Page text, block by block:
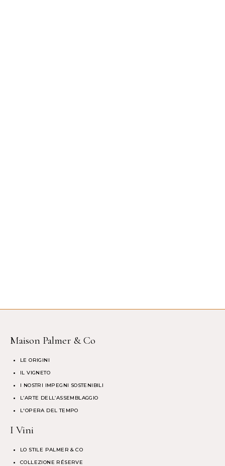
Maison Palmer & Co
LE ORIGINI
IL VIGNETO
I NOSTRI IMPEGNI SOSTENIBILI
L’ARTE DELL’ASSEMBLAGGIO
L'OPERA DEL TEMPO
I Vini
LO STILE PALMER & CO
COLLEZIONE RÉSERVE